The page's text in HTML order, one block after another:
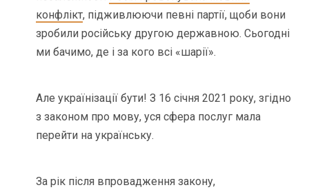
конфлікт, підживлюючи певні партії, щоби вони
зробили російську другою державною. Сьогодні
ми бачимо, де і за кого всі «шарії».
Але українізації бути! З 16 січня 2021 року, згідно
з законом про мову, уся сфера послуг мала
перейти на українську.
За рік після впровадження закону,